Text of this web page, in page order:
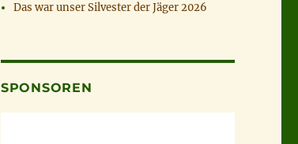
Das war unser Silvester der Jäger 2026
SPONSOREN